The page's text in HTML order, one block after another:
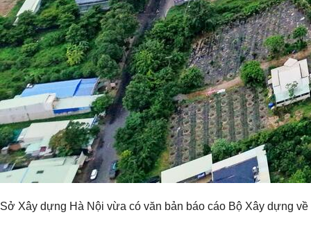
Sở Xây dựng Hà Nội vừa có văn bản báo cáo Bộ Xây dựng